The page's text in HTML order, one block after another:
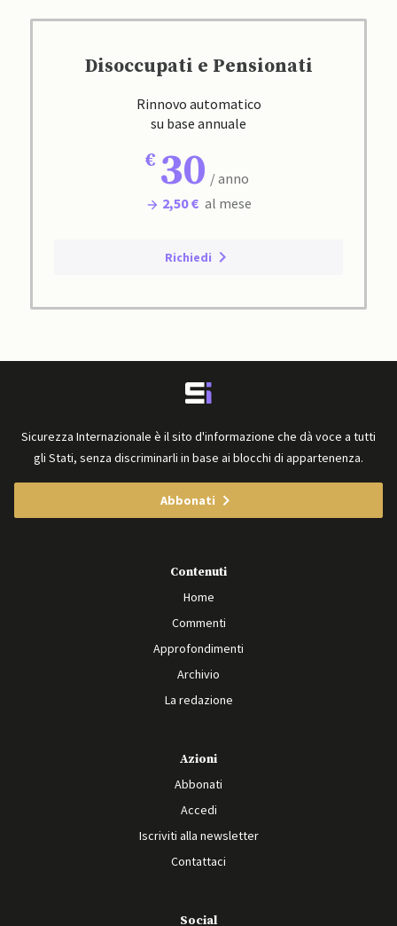
Disoccupati e Pensionati
Rinnovo automatico
su base annuale
30 / anno
2,50 € al mese
Richiedi
Sicurezza Internazionale è il sito d'informazione che dà voce a tutti
gli Stati, senza discriminarli in base ai blocchi di appartenenza.
Abbonati
Contenuti
Home
Commenti
Approfondimenti
Archivio
La redazione
Azioni
Abbonati
Accedi
Iscriviti alla newsletter
Contattaci
Social